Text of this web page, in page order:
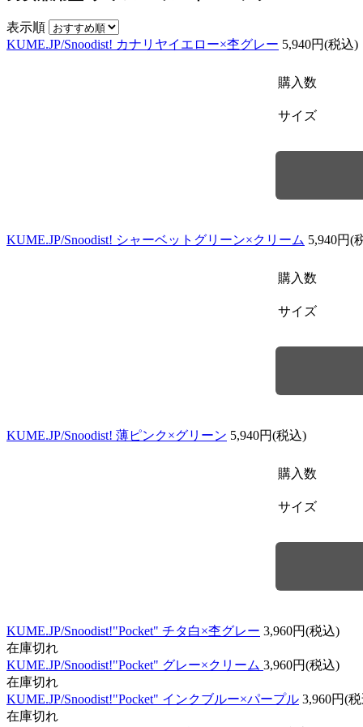
表示順
KUME.JP/Snoodist! カナリヤイエロー×杢グレー 5,940円(税込)
購入数
サイズ
KUME.JP/Snoodist! シャーベットグリーン×クリーム 5,940円(
購入数
サイズ
KUME.JP/Snoodist! 薄ピンク×グリーン 5,940円(税込)
購入数
サイズ
KUME.JP/Snoodist!"Pocket" チタ白×杢グレー 3,960円(税込)
在庫切れ
KUME.JP/Snoodist!"Pocket" グレー×クリーム 3,960円(税込)
在庫切れ
KUME.JP/Snoodist!"Pocket" インクブルー×パープル 3,960円(
在庫切れ